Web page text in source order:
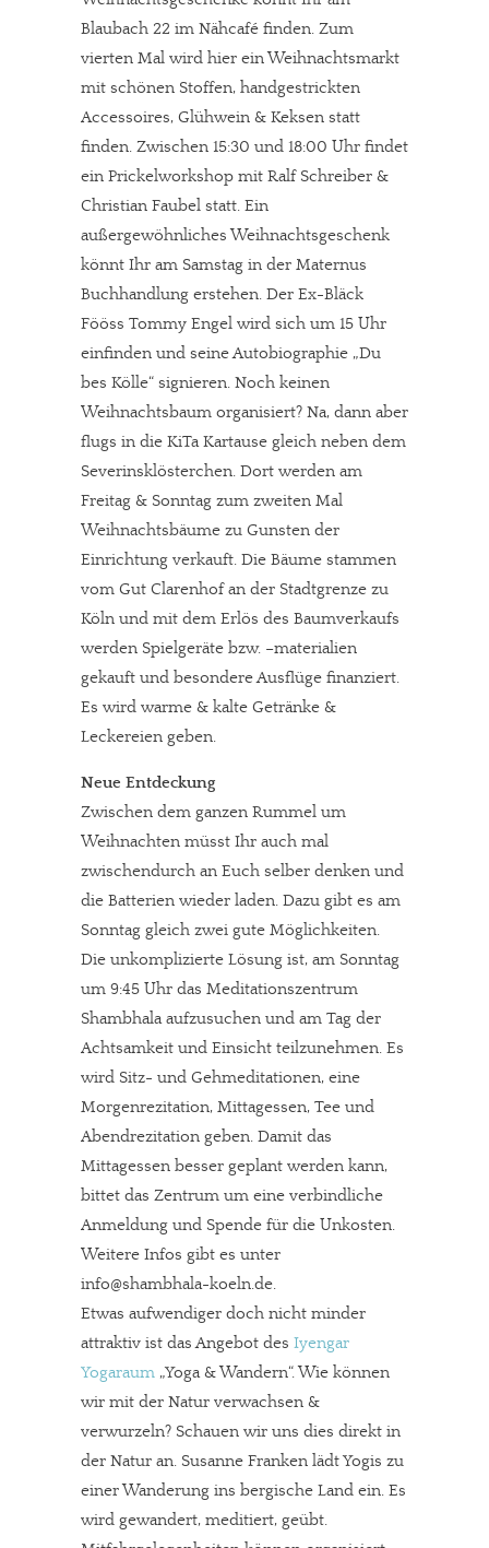
Blaubach 22 im Nähcafé finden. Zum
vierten Mal wird hier ein Weihnachtsmarkt
mit schönen Stoffen, handgestrickten
Accessoires, Glühwein & Keksen statt
finden. Zwischen 15:30 und 18:00 Uhr findet
ein Prickelworkshop mit Ralf Schreiber &
Christian Faubel statt. Ein
außergewöhnliches Weihnachtsgeschenk
könnt Ihr am Samstag in der Maternus
Buchhandlung erstehen. Der Ex-Bläck
Fööss Tommy Engel wird sich um 15 Uhr
einfinden und seine Autobiographie „Du
bes Kölle“ signieren. Noch keinen
Weihnachtsbaum organisiert? Na, dann aber
flugs in die KiTa Kartause gleich neben dem
Severinsklösterchen. Dort werden am
Freitag & Sonntag zum zweiten Mal
Weihnachtsbäume zu Gunsten der
Einrichtung verkauft. Die Bäume stammen
vom Gut Clarenhof an der Stadtgrenze zu
Köln und mit dem Erlös des Baumverkaufs
werden Spielgeräte bzw. –materialien
gekauft und besondere Ausflüge finanziert.
Es wird warme & kalte Getränke &
Leckereien geben.
Neue Entdeckung
Zwischen dem ganzen Rummel um
Weihnachten müsst Ihr auch mal
zwischendurch an Euch selber denken und
die Batterien wieder laden. Dazu gibt es am
Sonntag gleich zwei gute Möglichkeiten.
Die unkomplizierte Lösung ist, am Sonntag
um 9:45 Uhr das Meditationszentrum
Shambhala aufzusuchen und am Tag der
Achtsamkeit und Einsicht teilzunehmen. Es
wird Sitz- und Gehmeditationen, eine
Morgenrezitation, Mittagessen, Tee und
Abendrezitation geben. Damit das
Mittagessen besser geplant werden kann,
bittet das Zentrum um eine verbindliche
Anmeldung und Spende für die Unkosten.
Weitere Infos gibt es unter
info@shambhala-koeln.de.
Etwas aufwendiger doch nicht minder
attraktiv ist das Angebot des Iyengar
Yogaraum „Yoga & Wandern“. Wie können
wir mit der Natur verwachsen &
verwurzeln? Schauen wir uns dies direkt in
der Natur an. Susanne Franken lädt Yogis zu
einer Wanderung ins bergische Land ein. Es
wird gewandert, meditiert, geübt.